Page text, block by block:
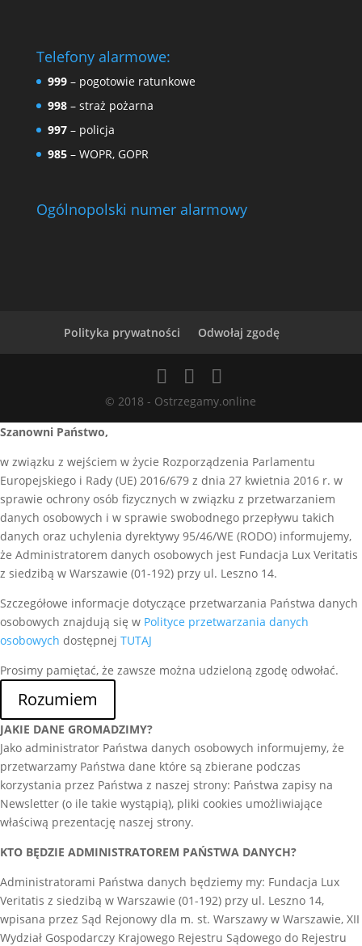
Telefony alarmowe:
999– pogotowie ratunkowe
998– straż pożarna
997– policja
985– WOPR, GOPR
Ogólnopolski numer alarmowy
Polityka prywatności Odwołaj zgodę
© 2018 - Ostrzegamy.online
Szanowni Państwo,
w związku z wejściem w życie Rozporządzenia Parlamentu
Europejskiego i Rady (UE) 2016/679 z dnia 27 kwietnia 2016 r. w
sprawie ochrony osób fizycznych w związku z przetwarzaniem
danych osobowych i w sprawie swobodnego przepływu takich
danych oraz uchylenia dyrektywy 95/46/WE (RODO) informujemy,
że Administratorem danych osobowych jest Fundacja Lux Veritatis
z siedzibą w Warszawie (01-192) przy ul. Leszno 14.
Szczegółowe informacje dotyczące przetwarzania Państwa danych
osobowych znajdują się w Polityce przetwarzania danych
osobowych dostępnej TUTAJ
Prosimy pamiętać, że zawsze można udzieloną zgodę odwołać.
Rozumiem
JAKIE DANE GROMADZIMY?
Jako administrator Państwa danych osobowych informujemy, że
przetwarzamy Państwa dane które są zbierane podczas
korzystania przez Państwa z naszej strony: Państwa zapisy na
Newsletter (o ile takie wystąpią), pliki cookies umożliwiające
właściwą prezentację naszej strony.
KTO BĘDZIE ADMINISTRATOREM PAŃSTWA DANYCH?
Administratorami Państwa danych będziemy my: Fundacja Lux
Veritatis z siedzibą w Warszawie (01-192) przy ul. Leszno 14,
wpisana przez Sąd Rejonowy dla m. st. Warszawy w Warszawie, XII
Wydział Gospodarczy Krajowego Rejestru Sądowego do Rejestru